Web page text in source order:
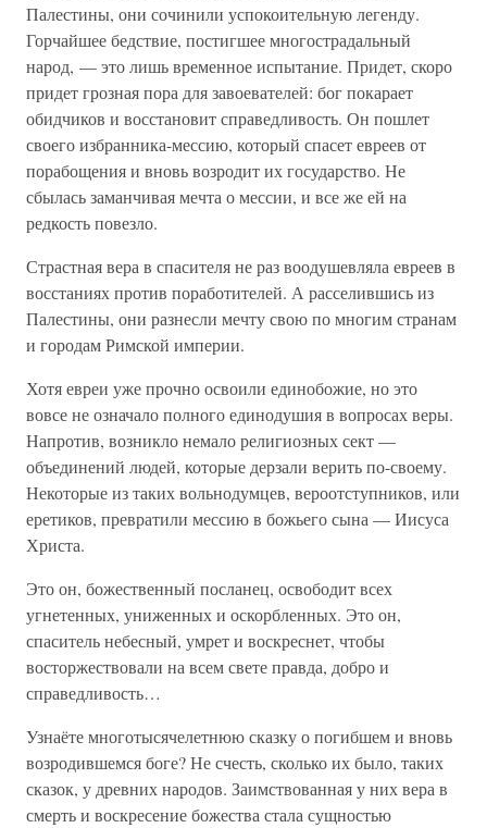
Палестины, они сочинили успокоительную легенду.
Горчайшее бедствие, постигшее многострадальный
народ, — это лишь временное испытание. Придет, скоро
придет грозная пора для завоевателей: бог покарает
обидчиков и восстановит справедливость. Он пошлет
своего избранника-мессию, который спасет евреев от
порабощения и вновь возродит их государство. Не
сбылась заманчивая мечта о мессии, и все же ей на
редкость повезло.
Страстная вера в спасителя не раз воодушевляла евреев в
восстаниях против поработителей. А расселившись из
Палестины, они разнесли мечту свою по многим странам
и городам Римской империи.
Хотя евреи уже прочно освоили единобожие, но это
вовсе не означало полного единодушия в вопросах веры.
Напротив, возникло немало религиозных сект —
объединений людей, которые дерзали верить по-своему.
Некоторые из таких вольнодумцев, вероотступников, или
еретиков, превратили мессию в божьего сына — Иисуса
Христа.
Это он, божественный посланец, освободит всех
угнетенных, униженных и оскорбленных. Это он,
спаситель небесный, умрет и воскреснет, чтобы
восторжествовали на всем свете правда, добро и
справедливость…
Узнаёте многотысячелетнюю сказку о погибшем и вновь
возродившемся боге? Не счесть, сколько их было, таких
сказок, у древних народов. Заимствованная у них вера в
смерть и воскресение божества стала сущностью